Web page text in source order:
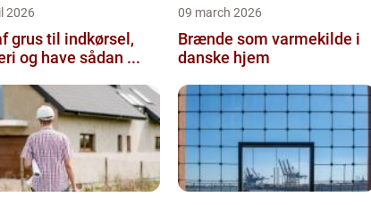
2026
grus til indkørsel,
byggeri og have sådan ...
09 march 2026
Brænde som varmekilde i
danske hjem